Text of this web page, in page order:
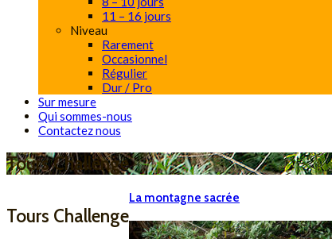
11 – 16 jours
Niveau
Rarement
Occasionnel
Régulier
Dur / Pro
Sur mesure
Qui sommes-nous
Contactez nous
Tours Challenge
Tours Challenge
La montagne sacrée